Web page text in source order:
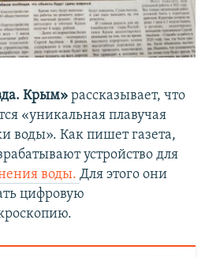
Крым» рассказывает, что
«уникальная плавучая
воды». Как пишет газета,
устройство для
воды. Для этого они
цифровую